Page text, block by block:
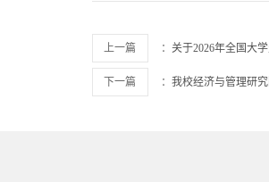
上一篇 ： 关于2026年全国大
下一篇 ： 我校经济与管理研